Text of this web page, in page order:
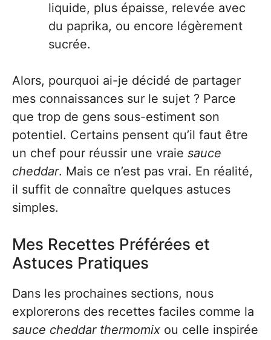
liquide, plus épaisse, relevée avec
du paprika, ou encore légèrement
sucrée.
Alors, pourquoi ai-je décidé de partager
mes connaissances sur le sujet ? Parce
que trop de gens sous-estiment son
potentiel. Certains pensent qu’il faut être
un chef pour réussir une vraie sauce
cheddar. Mais ce n’est pas vrai. En réalité,
il suffit de connaître quelques astuces
simples.
Mes Recettes Préférées et
Astuces Pratiques
Dans les prochaines sections, nous
explorerons des recettes faciles comme la
sauce cheddar thermomix ou celle inspirée